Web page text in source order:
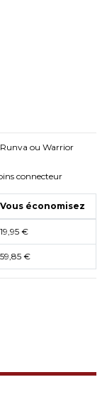
ou Warrior
connecteur
Vous économisez
19,95 €
59,85 €